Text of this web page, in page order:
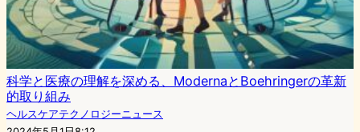
科学と医療の理解を深める、ModernaとBoehringerの革新
的取り組み
ヘルスケアテクノロジーニュース